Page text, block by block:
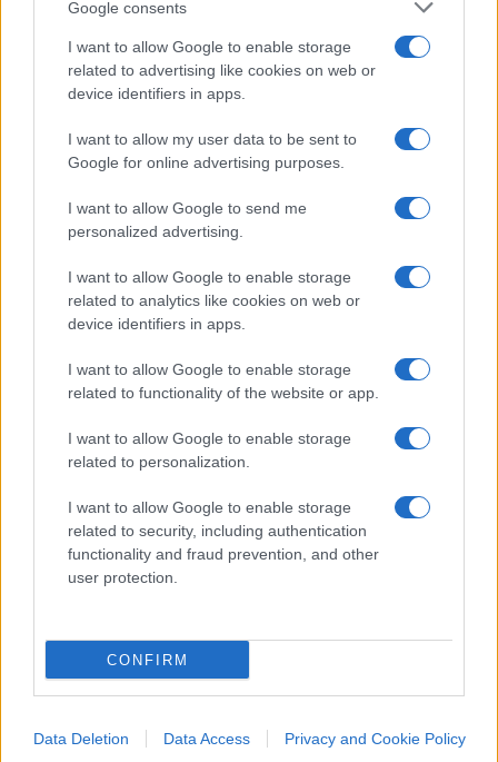
Google consents
I want to allow Google to enable storage
related to advertising like cookies on web or
device identifiers in apps.
I want to allow my user data to be sent to
Google for online advertising purposes.
I want to allow Google to send me
personalized advertising.
I want to allow Google to enable storage
related to analytics like cookies on web or
device identifiers in apps.
I want to allow Google to enable storage
related to functionality of the website or app.
I want to allow Google to enable storage
related to personalization.
I want to allow Google to enable storage
related to security, including authentication
functionality and fraud prevention, and other
user protection.
CONFIRM
Data Deletion Data Access Privacy and Cookie Policy
Arianna Barbieri e Gerardo Paterna, imprenditori
immobiliari, hanno proposto delle linee guida per
interpretare il futuro del mercato immobiliare, in
uno scenario demografico e tecnologico ben
Paolo Legrenzi, professore di psicologia, ci ha
parlato del concetto di immaterialità in finanza.
La sezione di WSI Lifestyle è dedicata al servizio
della sezione si parla di diamanti sostenibili con il
rinnovo dell’impegno, in questa direzione, della
maison Tiffany & Co.
Alessandro Piu